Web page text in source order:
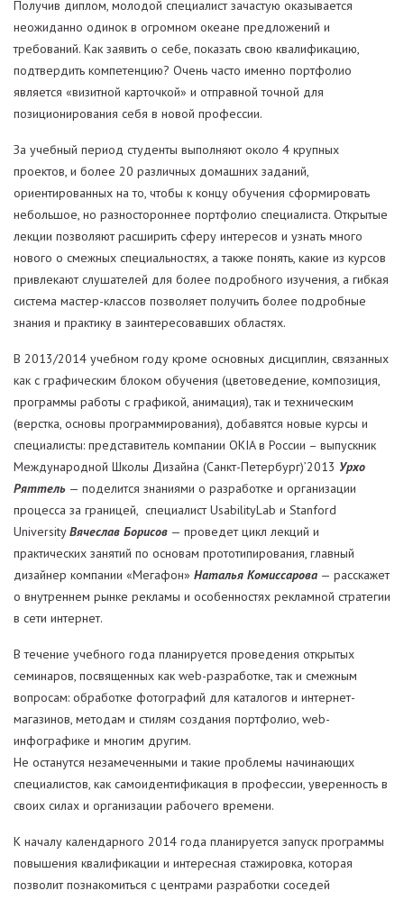
Получив диплом, молодой специалист зачастую оказывается
неожиданно одинок в огромном океане предложений и
требований. Как заявить о себе, показать свою квалификацию,
подтвердить компетенцию? Очень часто именно портфолио
является «визитной карточкой» и отправной точной для
позиционирования себя в новой профессии.
За учебный период студенты выполняют около 4 крупных
проектов, и более 20 различных домашних заданий,
ориентированных на то, чтобы к концу обучения сформировать
небольшое, но разностороннее портфолио специалиста. Открытые
лекции позволяют расширить сферу интересов и узнать много
нового о смежных специальностях, а также понять, какие из курсов
привлекают слушателей для более подробного изучения, а гибкая
система мастер-классов позволяет получить более подробные
знания и практику в заинтересовавших областях.
В 2013/2014 учебном году кроме основных дисциплин, связанных
как с графическим блоком обучения (цветоведение, композиция,
программы работы с графикой, анимация), так и техническим
(верстка, основы программирования), добавятся новые курсы и
специалисты: представитель компании OKIA в России – выпускник
Международной Школы Дизайна (Санкт-Петербург)’2013 Урхо
Ряттель — поделится знаниями о разработке и организации
процесса за границей, специалист UsabilityLab и Stanford
UniversityВячеслав Борисов — проведет цикл лекций и
практических занятий по основам прототипирования, главный
дизайнер компании «Мегафон» Наталья Комиссарова — расскажет
о внутреннем рынке рекламы и особенностях рекламной стратегии
в сети интернет.
В течение учебного года планируется проведения открытых
семинаров, посвященных как web-разработке, так и смежным
вопросам: обработке фотографий для каталогов и интернет-
магазинов, методам и стилям создания портфолио, web-
инфографике и многим другим.
Не останутся незамеченными и такие проблемы начинающих
специалистов, как самоидентификация в профессии, уверенность в
своих силах и организации рабочего времени.
К началу календарного 2014 года планируется запуск программы
повышения квалификации и интересная стажировка, которая
позволит познакомиться с центрами разработки соседей